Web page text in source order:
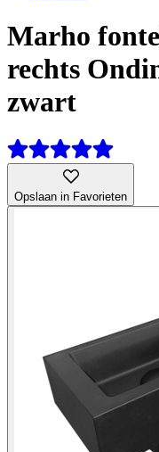
Marho
rechts
zwart
Opslaan in Favorieten